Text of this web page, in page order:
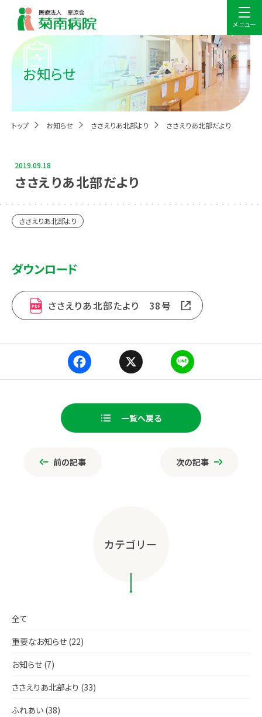
メニュー
お知らせ
トップ お知らせ ささえりあ北部より ささえりあ北部だより
2019.09.18
ささえりあ北部だより
ささえりあ北部より
ダウンロード
ささえりあ北部たより 38号
Fa
ce
bo
ok
X
Li
ne
一覧へ戻る
前の記事 次の記事
カテゴリー
全て
重要なお知らせ (22)
お知らせ (7)
ささえりあ北部より (33)
ふれあい (38)